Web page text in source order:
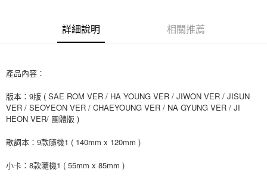
１．簡單：不需註冊會員、不需綁卡、不需儲值。
３．安心：先確認商品／服務後，再付款。
【「AFTEE先享後付」結帳流程】
１．於結帳方式選擇「AFTEE先享後付」後，將跳轉至「AFTEE先享後付」
２．訂單成立數日內，您將收到繳費通知簡訊。
ATM／網路銀行／等多元方式進行付款，方視為交易完成。
運送方式
全家取貨付款
每筆NT$60，滿NT$1,599(含以上)免運費
每筆NT$60，滿NT$1,599(含以上)免運費
7-11取貨付款
詳細說明 相關推薦
產品內容：
版本：9版 ( SAE ROM VER / HA YOUNG VER / JIWON VER / JISUN
VER / SEOYEON VER / CHAEYOUNG VER / NA GYUNG VER / JI
HEON VER/ 團體版 )
歌詞本：9款隨機1 ( 140mm x 120mm )
小卡：8款隨機1 ( 55mm x 85mm )